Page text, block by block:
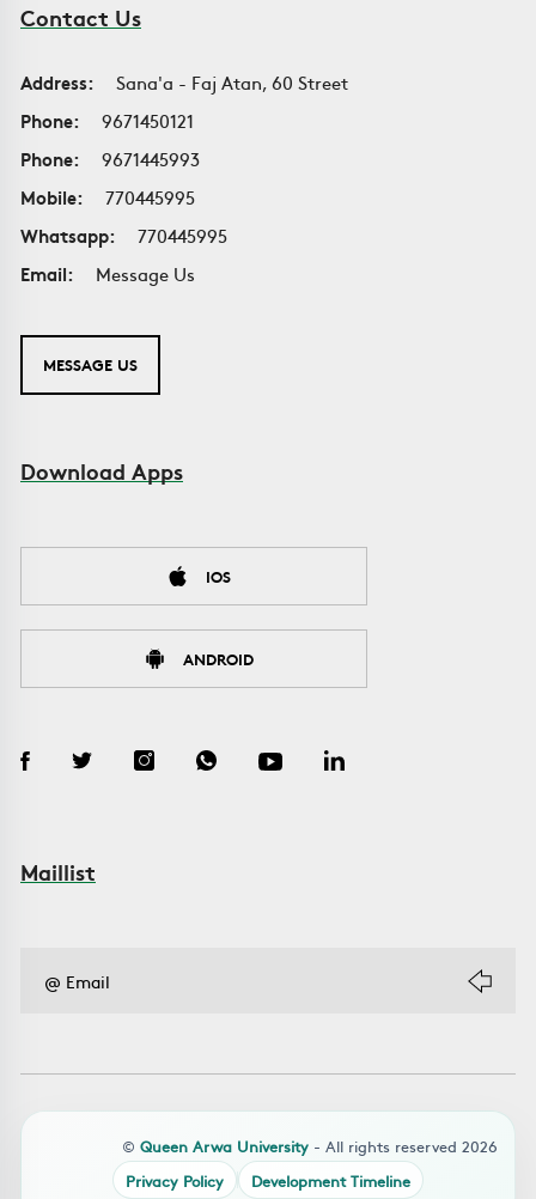
Contact Us
Address:
Sana'a - Faj Atan, 60 Street
Phone:
9671450121
Phone:
9671445993
Mobile:
770445995
Whatsapp:
770445995
Email:
Message Us
MESSAGE US
Download Apps
IOS
ANDROID
Maillist
© Queen Arwa University - All rights reserved 2026
Privacy Policy
Development Timeline